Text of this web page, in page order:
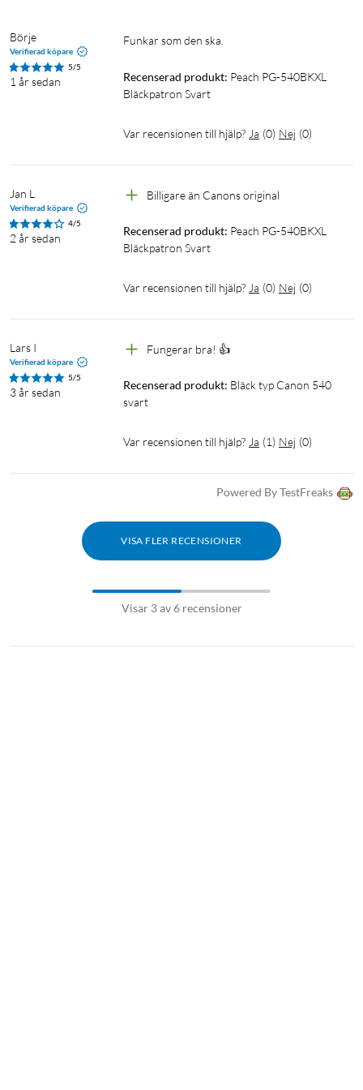
Börje
Verifierad köpare
5/5
1 år sedan
Funkar som den ska.
Recenserad produkt: Peach PG-540BKXL
Bläckpatron Svart
Var recensionen till hjälp? Ja (0) Nej (0)
Jan L
Verifierad köpare
4/5
2 år sedan
Billigare än Canons original
Recenserad produkt: Peach PG-540BKXL
Bläckpatron Svart
Var recensionen till hjälp? Ja (0) Nej (0)
Lars I
Verifierad köpare
5/5
3 år sedan
Fungerar bra! 👍
Recenserad produkt: Bläck typ Canon 540
svart
Var recensionen till hjälp? Ja (1) Nej (0)
Powered By TestFreaks
VISA FLER RECENSIONER
Visar 3 av 6 recensioner